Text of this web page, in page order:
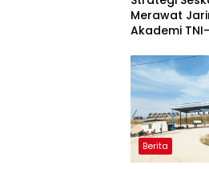
Merawat
Akademi TNI-
Membangun
Berita